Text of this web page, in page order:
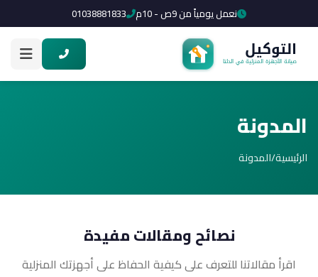
نعمل يومياً من 9ص - 10م 01038881833
المدونة
الرئيسية/المدونة
نصائح ومقالات مفيدة
اقرأ مقالاتنا للتعرف على كيفية الحفاظ على أجهزتك المنزلية